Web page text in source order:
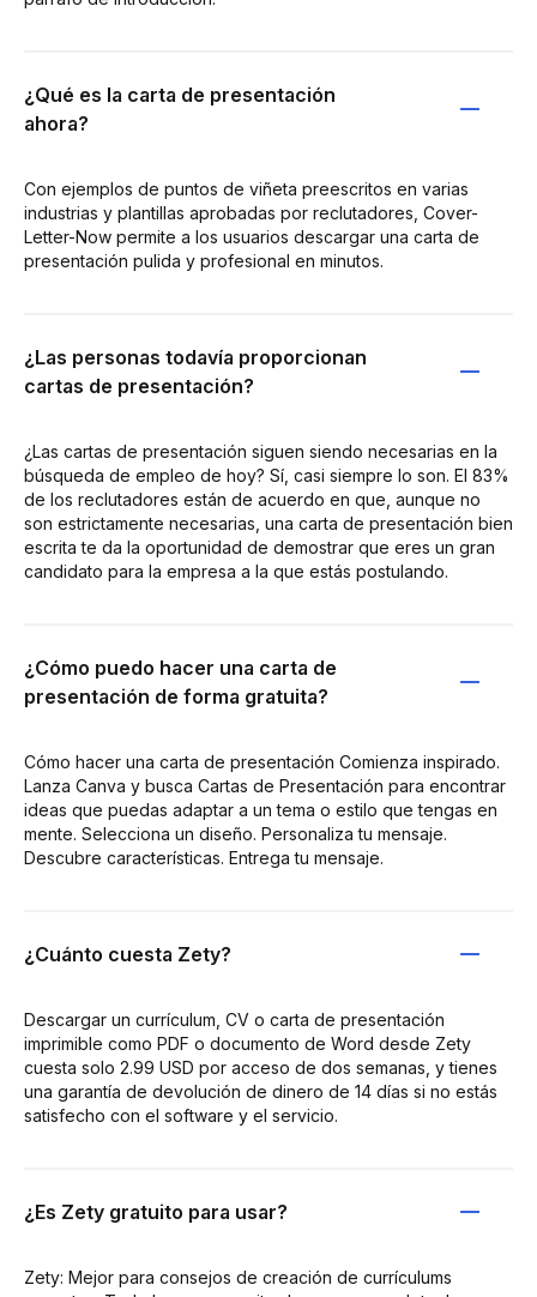
¿Qué es la carta de presentación
ahora?
Con ejemplos de puntos de viñeta preescritos en varias
industrias y plantillas aprobadas por reclutadores, Cover-
Letter-Now permite a los usuarios descargar una carta de
presentación pulida y profesional en minutos.
¿Las personas todavía proporcionan
cartas de presentación?
¿Las cartas de presentación siguen siendo necesarias en la
búsqueda de empleo de hoy? Sí, casi siempre lo son. El 83%
de los reclutadores están de acuerdo en que, aunque no
son estrictamente necesarias, una carta de presentación bien
escrita te da la oportunidad de demostrar que eres un gran
candidato para la empresa a la que estás postulando.
¿Cómo puedo hacer una carta de
presentación de forma gratuita?
Cómo hacer una carta de presentación Comienza inspirado.
Lanza Canva y busca Cartas de Presentación para encontrar
ideas que puedas adaptar a un tema o estilo que tengas en
mente. Selecciona un diseño. Personaliza tu mensaje.
Descubre características. Entrega tu mensaje.
¿Cuánto cuesta Zety?
Descargar un currículum, CV o carta de presentación
imprimible como PDF o documento de Word desde Zety
cuesta solo 2.99 USD por acceso de dos semanas, y tienes
una garantía de devolución de dinero de 14 días si no estás
satisfecho con el software y el servicio.
¿Es Zety gratuito para usar?
Zety: Mejor para consejos de creación de currículums